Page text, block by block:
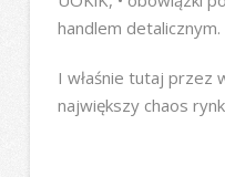
handlem detalicznym.
I właśnie tutaj przez
największy chaos